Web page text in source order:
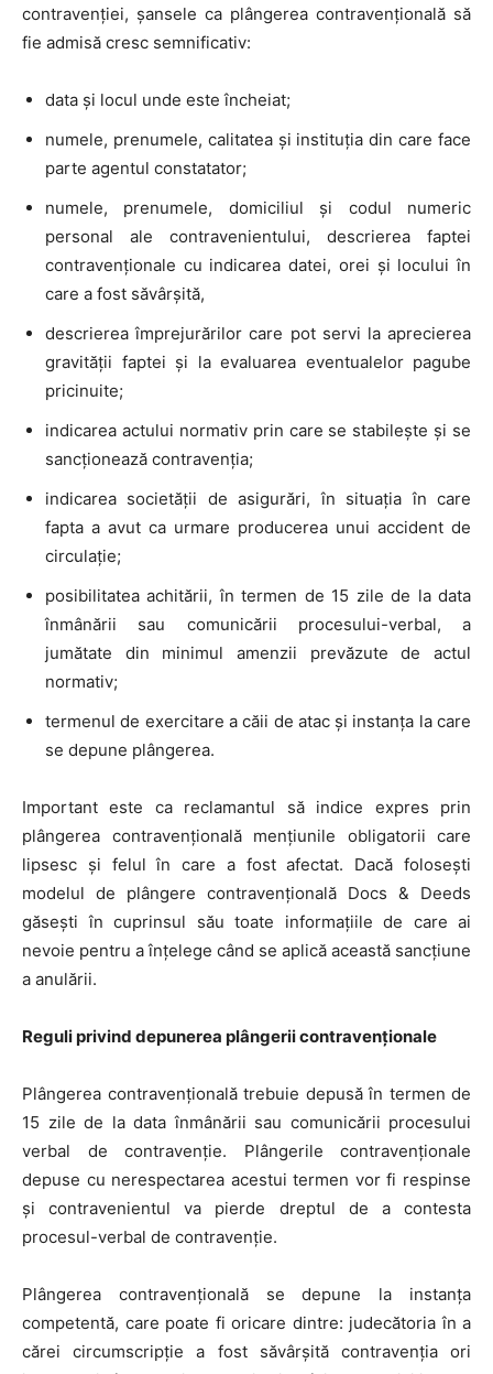
contravenției, șansele ca plângerea contravențională să
fie admisă cresc semnificativ:
data şi locul unde este încheiat;
numele, prenumele, calitatea şi instituţia din care face
parte agentul constatator;
numele, prenumele, domiciliul şi codul numeric
personal ale contravenientului, descrierea faptei
contravenționale cu indicarea datei, orei şi locului în
care a fost săvârşită,
descrierea împrejurărilor care pot servi la aprecierea
gravităţii faptei şi la evaluarea eventualelor pagube
pricinuite;
indicarea actului normativ prin care se stabileşte şi se
sancţionează contravenţia;
indicarea societăţii de asigurări, în situaţia în care
fapta a avut ca urmare producerea unui accident de
circulaţie;
posibilitatea achitării, în termen de 15 zile de la data
înmânării sau comunicării procesului-verbal, a
jumătate din minimul amenzii prevăzute de actul
normativ;
termenul de exercitare a căii de atac şi instanța la care
se depune plângerea.
Important este ca reclamantul să indice expres prin
plângerea contravențională mențiunile obligatorii care
lipsesc și felul în care a fost afectat. Dacă folosești
modelul de plângere contravențională Docs & Deeds
găsești în cuprinsul său toate informațiile de care ai
nevoie pentru a înțelege când se aplică această sancțiune
a anulării.
Reguli privind depunerea plângerii contravenționale
Plângerea contravențională trebuie depusă în termen de
15 zile de la data înmânării sau comunicării procesului
verbal de contravenție. Plângerile contravenționale
depuse cu nerespectarea acestui termen vor fi respinse
și contravenientul va pierde dreptul de a contesta
procesul-verbal de contravenție.
Plângerea contravențională se depune la instanța
competentă, care poate fi oricare dintre: judecătoria în a
cărei circumscripție a fost săvârșită contravenția ori